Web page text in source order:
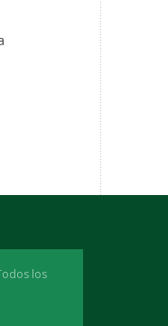
los